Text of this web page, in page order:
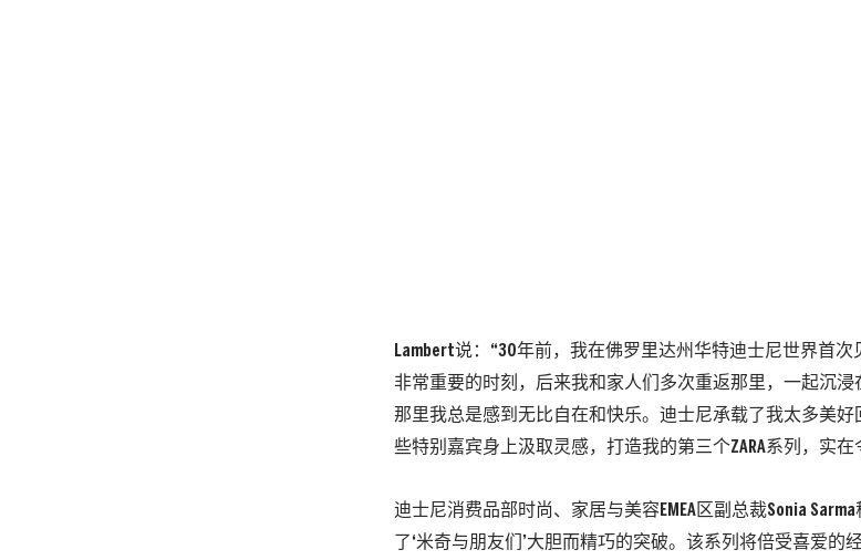
Lambert说：“30年前，我在佛罗里达州华特迪士尼世界首
非常重要的时刻，后来我和家人们多次重返那里，一起沉
那里我总是感到无比自在和快乐。迪士尼承载了我太多美
些特别嘉宾身上汲取灵感，打造我的第三个ZARA系列，实在
迪士尼消费品部时尚、家居与美容EMEA区副总裁Sonia
了‘米奇与朋友们’大胆而精巧的突破。该系列将倍受喜爱